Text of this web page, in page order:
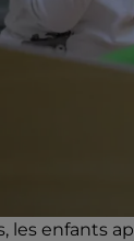
les enfants